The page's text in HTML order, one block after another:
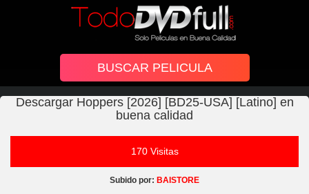
Descargar Hoppers [2026] [BD25-USA] [Latino] en
buena calidad
170 Visitas
Subido por: BAISTORE